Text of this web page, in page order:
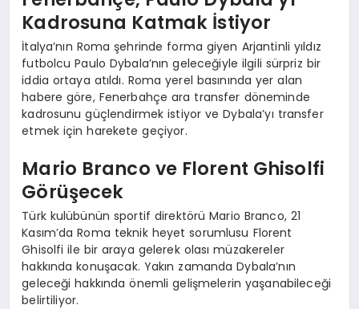
Kadrosuna Katmak İstiyor
İtalya’nın Roma şehrinde forma giyen Arjantinli yıldız
futbolcu Paulo Dybala’nın geleceğiyle ilgili sürpriz bir
iddia ortaya atıldı. Roma yerel basınında yer alan
habere göre, Fenerbahçe ara transfer döneminde
kadrosunu güçlendirmek istiyor ve Dybala’yı transfer
etmek için harekete geçiyor.
Mario Branco ve Florent Ghisolfi
Görüşecek
Türk kulübünün sportif direktörü Mario Branco, 21
Kasım’da Roma teknik heyet sorumlusu Florent
Ghisolfi ile bir araya gelerek olası müzakereler
hakkında konuşacak. Yakın zamanda Dybala’nın
geleceği hakkında önemli gelişmelerin yaşanabileceği
belirtiliyor.